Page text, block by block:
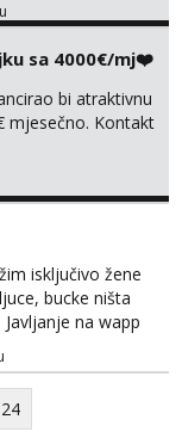
pusenje bez
radim bez odma
svojim slikama
poznaju waccap...
sa 4000€/mj❤️
bi atraktivnu
mjesečno. Kontakt
isključivo žene
bucke ništa
na wapp
24